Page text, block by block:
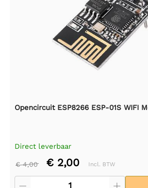
Opencircuit ESP8266 ESP-01S WIFI
Direct leverbaar
€ 4,00 € 2,00 Incl. BTW